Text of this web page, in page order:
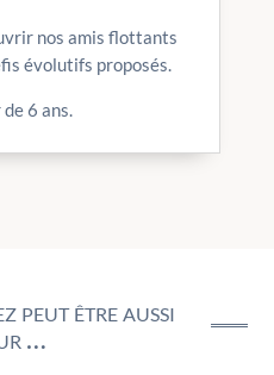
nos amis flottants
évolutifs proposés.
6 ans.
peut être aussi
…